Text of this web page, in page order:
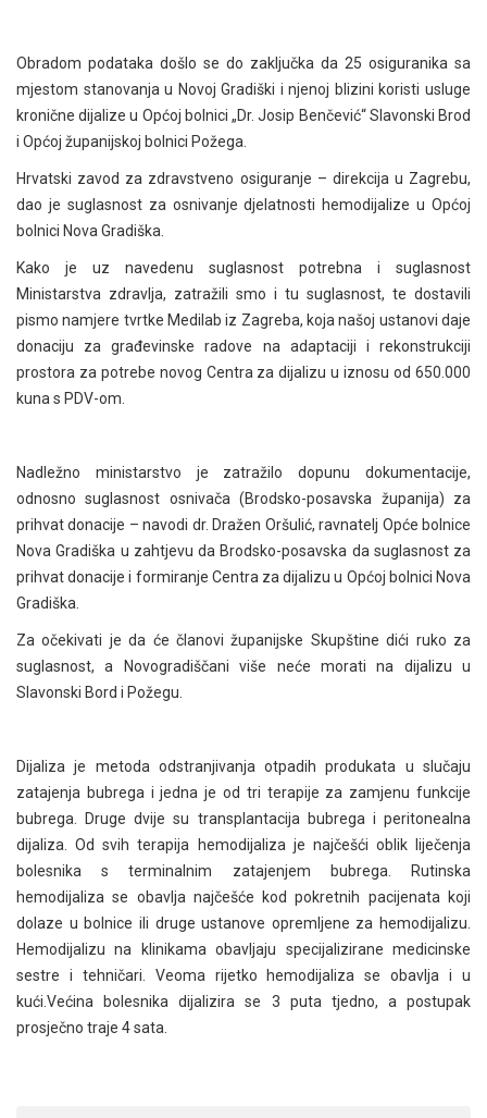
Obradom podataka došlo se do zaključka da 25 osiguranika sa
mjestom stanovanja u Novoj Gradiški i njenoj blizini koristi usluge
kronične dijalize u Općoj bolnici „Dr. Josip Benčević“ Slavonski Brod
i Općoj županijskoj bolnici Požega.
Hrvatski zavod za zdravstveno osiguranje – direkcija u Zagrebu,
dao je suglasnost za osnivanje djelatnosti hemodijalize u Općoj
bolnici Nova Gradiška.
Kako je uz navedenu suglasnost potrebna i suglasnost
Ministarstva zdravlja, zatražili smo i tu suglasnost, te dostavili
pismo namjere tvrtke Medilab iz Zagreba, koja našoj ustanovi daje
donaciju za građevinske radove na adaptaciji i rekonstrukciji
prostora za potrebe novog Centra za dijalizu u iznosu od 650.000
kuna s PDV-om.
Nadležno ministarstvo je zatražilo dopunu dokumentacije,
odnosno suglasnost osnivača (Brodsko-posavska županija) za
prihvat donacije – navodi dr. Dražen Oršulić, ravnatelj Opće bolnice
Nova Gradiška u zahtjevu da Brodsko-posavska da suglasnost za
prihvat donacije i formiranje Centra za dijalizu u Općoj bolnici Nova
Gradiška.
Za očekivati je da će članovi županijske Skupštine dići ruko za
suglasnost, a Novogradiščani više neće morati na dijalizu u
Slavonski Bord i Požegu.
Dijaliza je metoda odstranjivanja otpadih produkata u slučaju
zatajenja bubrega i jedna je od tri terapije za zamjenu funkcije
bubrega. Druge dvije su transplantacija bubrega i peritonealna
dijaliza. Od svih terapija hemodijaliza je najčešći oblik liječenja
bolesnika s terminalnim zatajenjem bubrega. Rutinska
hemodijaliza se obavlja najčešće kod pokretnih pacijenata koji
dolaze u bolnice ili druge ustanove opremljene za hemodijalizu.
Hemodijalizu na klinikama obavljaju specijalizirane medicinske
sestre i tehničari. Veoma rijetko hemodijaliza se obavlja i u
kući.Većina bolesnika dijalizira se 3 puta tjedno, a postupak
prosječno traje 4 sata.